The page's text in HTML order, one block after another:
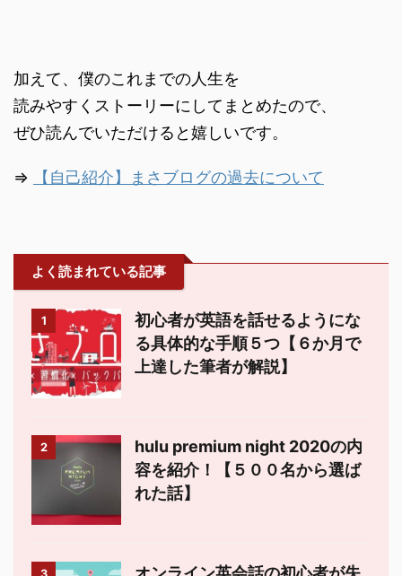
加えて、僕のこれまでの人生を
読みやすくストーリーにしてまとめたので、
ぜひ読んでいただけると嬉しいです。
⇒ 【自己紹介】まさブログの過去について
よく読まれている記事
1
初心者が英語を話せるようにな
る具体的な手順５つ【６か月で
上達した筆者が解説】
2
hulu premium night 2020の内
容を紹介！【５００名から選ば
れた話】